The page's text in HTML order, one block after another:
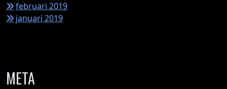
februari 2019
januari 2019
META